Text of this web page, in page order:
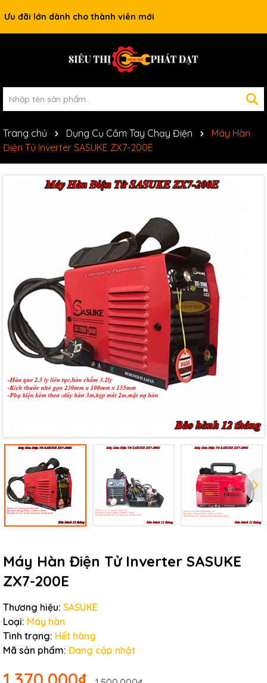
Ưu đãi lớn dành cho thành viên mới
Trang chủ Dụng Cụ Cầm Tay Chạy Điện
Máy Hàn
Điện Tử Inverter SASUKE ZX7-200E
Máy Hàn Điện Tử Inverter SASUKE
ZX7-200E
Thương hiệu: SASUKE
Loại: Máy hàn
Tình trạng: Hết hàng
Mã sản phẩm: Đang cập nhật
Ngày hết hạn:
Điều kiện: